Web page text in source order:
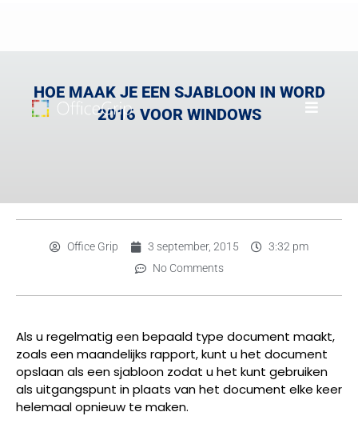
HOE MAAK JE EEN SJABLOON IN WORD
2016 VOOR WINDOWS
Office Grip 3 september, 2015
3:32 pm
No Comments
Als u regelmatig een bepaald type document maakt,
zoals een maandelijks rapport, kunt u het document
opslaan als een sjabloon zodat u het kunt gebruiken
als uitgangspunt in plaats van het document elke keer
helemaal opnieuw te maken.